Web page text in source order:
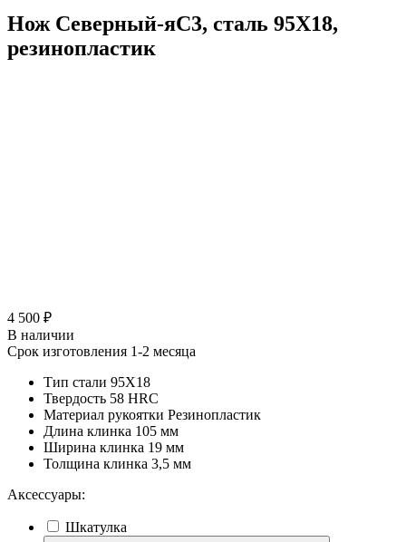
Нож Северный-яС3, сталь 95Х18,
резинопластик
4 500 ₽
В наличии
Срок изготовления 1-2 месяца
Тип стали 95Х18
Твердость 58 HRC
Материал рукоятки Резинопластик
Длина клинка 105 мм
Ширина клинка 19 мм
Толщина клинка 3,5 мм
Аксессуары:
Шкатулка